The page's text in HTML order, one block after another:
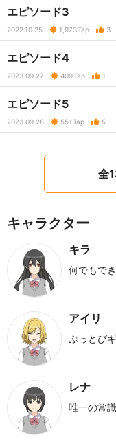
エピソード3
2022.10.25 1,973Tap 3
エピソード4
2023.09.27 409Tap 1
エピソード5
2023.09.28 551Tap 5
全
キャラクター
キラ
何でもで
アイリ
ぶっとび
レナ
唯一の常